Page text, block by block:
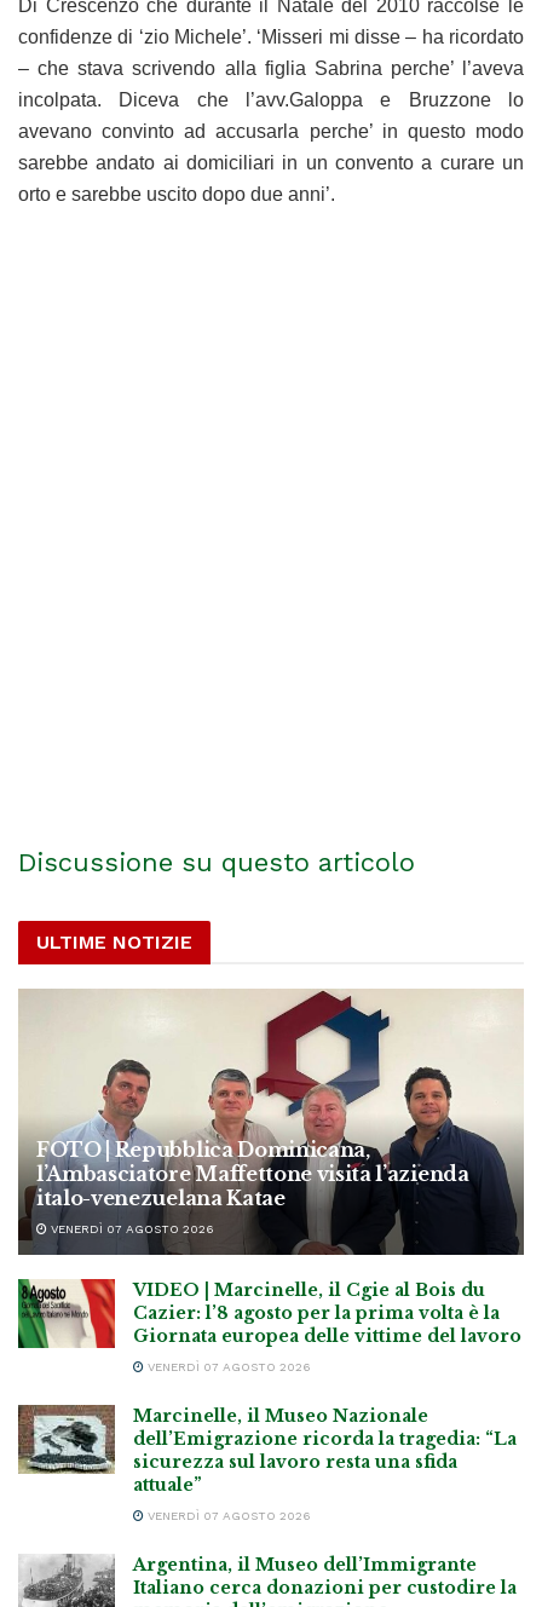
Di Crescenzo che durante il Natale del 2010 raccolse le
confidenze di ‘zio Michele’. ‘Misseri mi disse – ha ricordato
– che stava scrivendo alla figlia Sabrina perche’ l’aveva
incolpata. Diceva che l’avv.Galoppa e Bruzzone lo
avevano convinto ad accusarla perche’ in questo modo
sarebbe andato ai domiciliari in un convento a curare un
orto e sarebbe uscito dopo due anni’.
Discussione su questo articolo
ULTIME NOTIZIE
FOTO | Repubblica Dominicana,
l’Ambasciatore Maffettone visita l’azienda
italo-venezuelana Katae
VENERDÌ 07 AGOSTO 2026
VIDEO | Marcinelle, il Cgie al Bois du
Cazier: l’8 agosto per la prima volta è la
Giornata europea delle vittime del lavoro
VENERDÌ 07 AGOSTO 2026
Marcinelle, il Museo Nazionale
dell’Emigrazione ricorda la tragedia: “La
sicurezza sul lavoro resta una sfida
attuale”
VENERDÌ 07 AGOSTO 2026
Argentina, il Museo dell’Immigrante
Italiano cerca donazioni per custodire la